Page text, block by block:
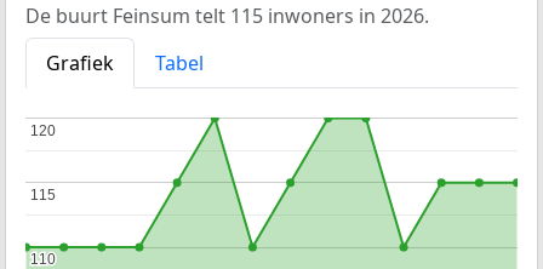
De buurt Feinsum telt 115 inwoners in 2026.
Grafiek
Tabel
110
110
115
115
120
120